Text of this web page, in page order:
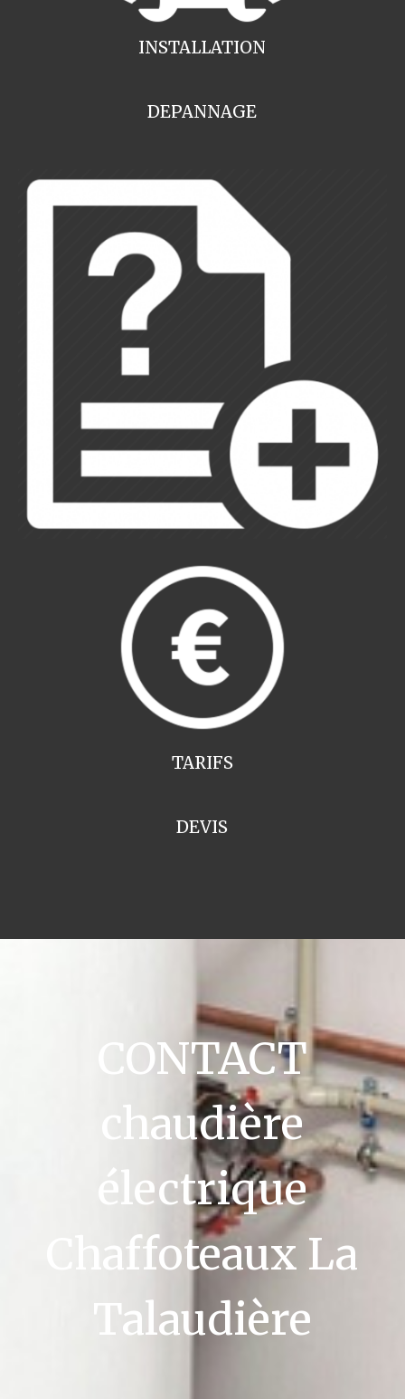
INSTALLATION
DEPANNAGE
TARIFS
DEVIS
CONTACT
chaudière
électrique
Chaffoteaux La
Talaudière